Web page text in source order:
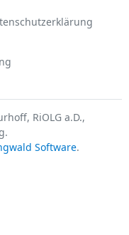
RiOLG a.D.,
Software.